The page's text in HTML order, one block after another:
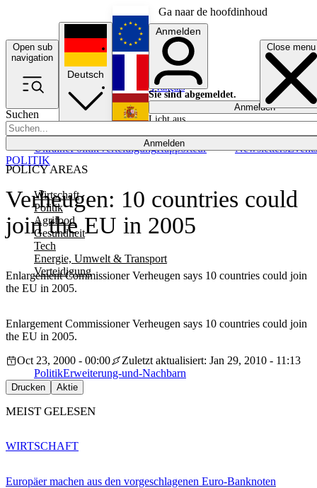
Ga naar de hoofdinhoud
Open sub
navigation
Close menu
Suchen
Anmelden
POLICY AREAS
Wirtschaft
Politik
Agrifood
Gesundheit
Tech
Energie, Umwelt & Transport
Verteidigung
UkrainePolitikVerteidigungRapporteur NewslettersEvents
Deutsch
English
Français
Anmelden
Sie sind abgemeldet.
Anmelden
Licht aus
Verheugen: 10 countries could
join the EU in 2005
Enlargement Commissioner Verheugen says 10 countries could join
the EU in 2005.
POLITIK
Enlargement Commissioner Verheugen says 10 countries could join
the EU in 2005.
Oct 23, 2000 - 00:00
Zuletzt aktualisiert: Jan 29, 2010 - 11:13
PolitikErweiterung-und-Nachbarn
Drucken Aktie
MEIST GELESEN
Europäer machen aus den vorgeschlagenen Euro-Banknoten
WIRTSCHAFT